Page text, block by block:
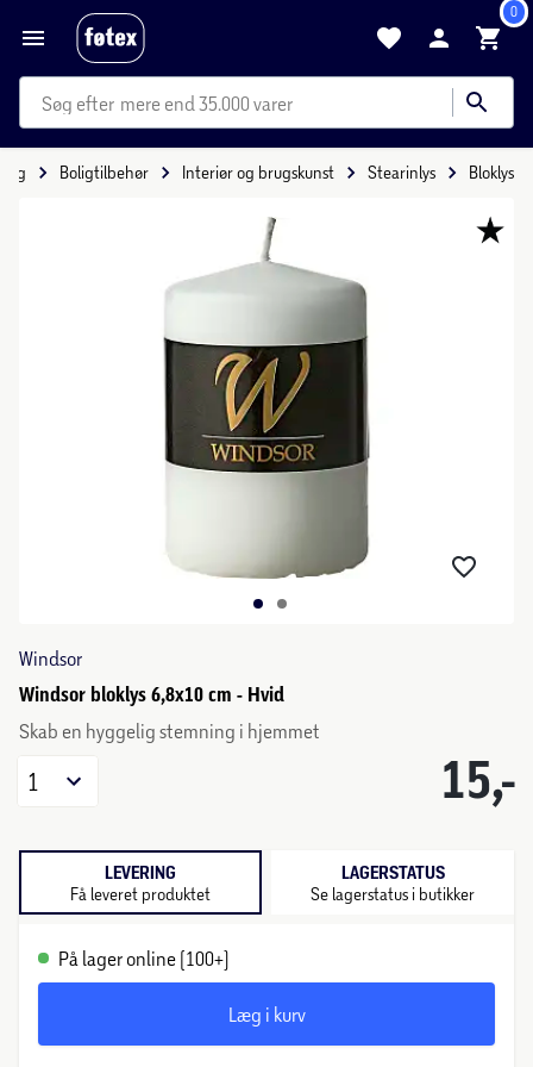
0
mere end 35.000 varer
Boligtilbehør Interiør og brugskunst Stearinlys Bloklys
Windsor
Windsor bloklys 6,8x10 cm - Hvid
Skab en hyggelig stemning i hjemmet
15,-
1
LEVERING
Få leveret produktet
LAGERSTATUS
Se lagerstatus i butikker
På lager online (100+)
Læg i kurv